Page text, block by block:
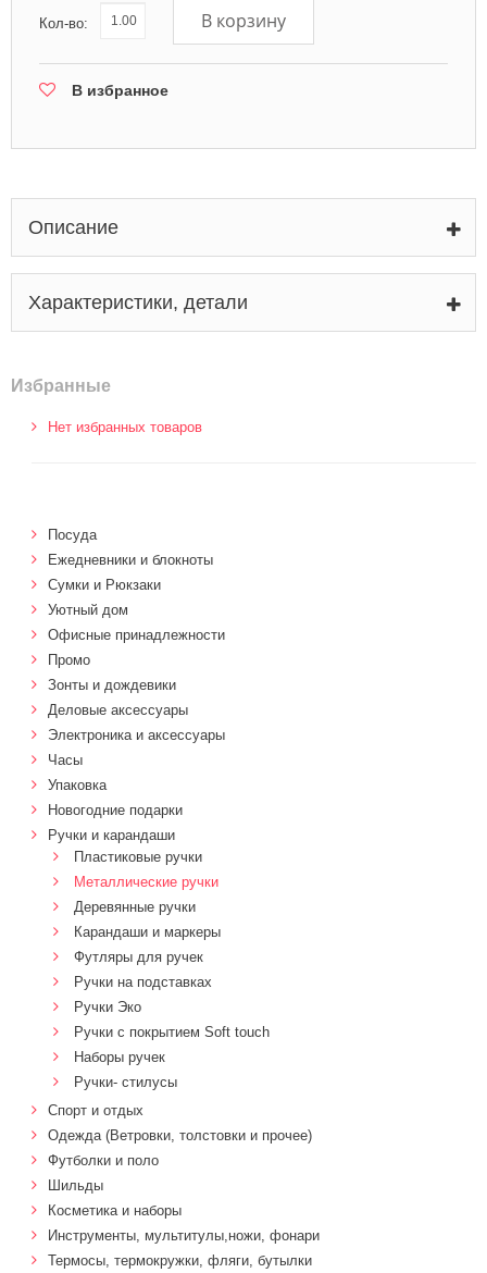
Кол-во: В корзину
В избранное
Описание
Характеристики, детали
Избранные
Нет избранных товаров
Посуда
Ежедневники и блокноты
Сумки и Рюкзаки
Уютный дом
Офисные принадлежности
Промо
Зонты и дождевики
Деловые аксессуары
Электроника и аксессуары
Часы
Упаковка
Новогодние подарки
Ручки и карандаши
Пластиковые ручки
Металлические ручки
Деревянные ручки
Карандаши и маркеры
Футляры для ручек
Ручки на подставках
Ручки Эко
Ручки с покрытием Soft touch
Наборы ручек
Ручки- стилусы
Спорт и отдых
Одежда (Ветровки, толстовки и прочее)
Футболки и поло
Шильды
Косметика и наборы
Инструменты, мультитулы,ножи, фонари
Термосы, термокружки, фляги, бутылки